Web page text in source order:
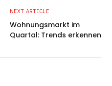
NEXT ARTICLE
Wohnungsmarkt im
Quartal: Trends erkennen